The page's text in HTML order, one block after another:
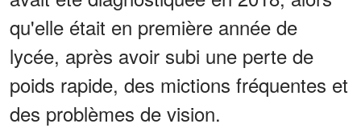
qu'elle était en première année de
lycée, après avoir subi une perte de
poids rapide, des mictions fréquentes et
des problèmes de vision.